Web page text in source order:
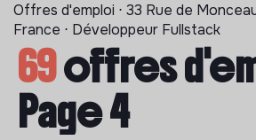
Offres d'emploi ⋅ 33 Rue de
France ⋅ Développeur Fullstack
69offres
Page 4